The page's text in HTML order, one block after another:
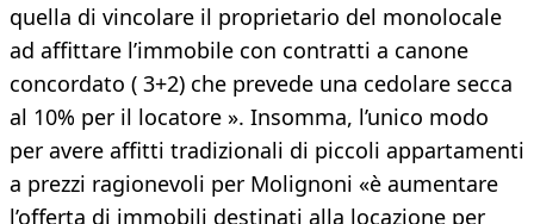
quella di vincolare il proprietario del monolocale
ad affittare l’immobile con contratti a canone
concordato ( 3+2) che prevede una cedolare secca
al 10% per il locatore ». Insomma, l’unico modo
per avere affitti tradizionali di piccoli appartamenti
a prezzi ragionevoli per Molignoni «è aumentare
l’offerta di immobili destinati alla locazione per